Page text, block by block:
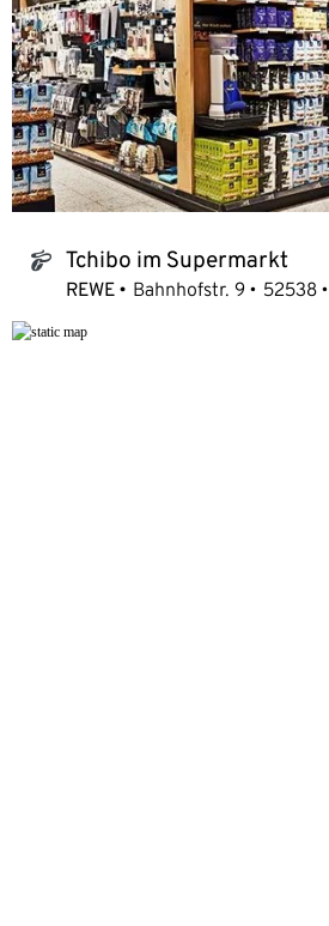
tchibo_logo Tchibo im Supermarkt
REWE Bahnhofstr. 9 52538